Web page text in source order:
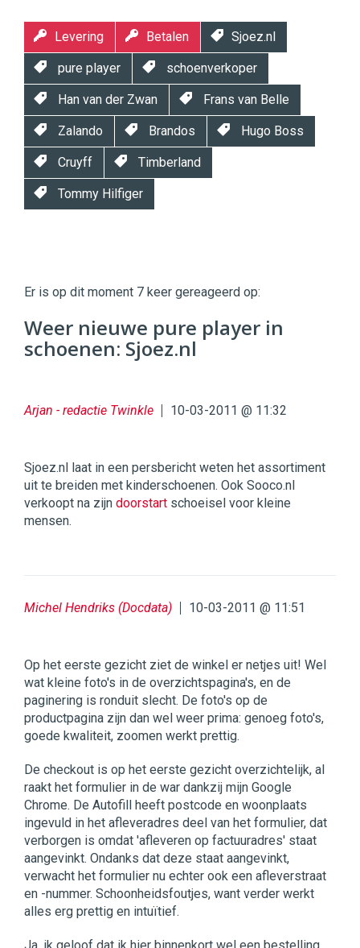
Levering Betalen Sjoez.nl
pure player schoenverkoper
Han van der Zwan Frans van Belle
Zalando Brandos Hugo Boss
Cruyff Timberland
Tommy Hilfiger
|
Digital
Commercehttps://twinklemagazine.nl
9654
Er is op dit moment 7 keer gereageerd op:
Weer nieuwe pure player in
schoenen: Sjoez.nl
Arjan - redactie Twinkle 10-03-2011 @ 11:32
Sjoez.nl laat in een persbericht weten het assortiment
uit te breiden met kinderschoenen. Ook Sooco.nl
verkoopt na zijn doorstart schoeisel voor kleine
mensen.
Michel Hendriks (Docdata) 10-03-2011 @ 11:51
Op het eerste gezicht ziet de winkel er netjes uit! Wel
wat kleine foto's in de overzichtspagina's, en de
paginering is ronduit slecht. De foto's op de
productpagina zijn dan wel weer prima: genoeg foto's,
goede kwaliteit, zoomen werkt prettig.
De checkout is op het eerste gezicht overzichtelijk, al
raakt het formulier in de war dankzij mijn Google
Chrome. De Autofill heeft postcode en woonplaats
ingevuld in het afleveradres deel van het formulier, dat
verborgen is omdat 'afleveren op factuuradres' staat
aangevinkt. Ondanks dat deze staat aangevinkt,
verwacht het formulier nu echter ook een afleverstraat
en -nummer. Schoonheidsfoutjes, want verder werkt
alles erg prettig en intuïtief.